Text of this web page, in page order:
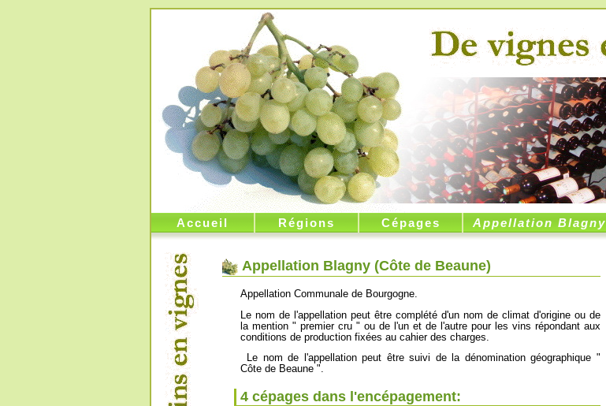
Accueil Régions Cépages Appellation Blagny
Appellation Blagny (Côte de Beaune)
Appellation Communale de Bourgogne.
Le nom de l'appellation peut être complété d'un nom de climat d'origine ou de
la mention " premier cru " ou de l'un et de l'autre pour les vins répondant aux
conditions de production fixées au cahier des charges.
Le nom de l'appellation peut être suivi de la dénomination géographique "
Côte de Beaune ".
4 cépages dans l'encépagement: